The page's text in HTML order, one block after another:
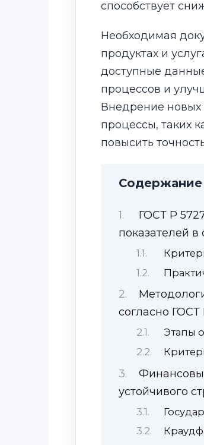
способствует
Необходимая
продуктах и
доступные
процессов и
Внедрение новых
процессы, таких
повысить
Содержание
ГОСТ Р
показателей в
согласно ГОСТ
Этапы
устойчивого